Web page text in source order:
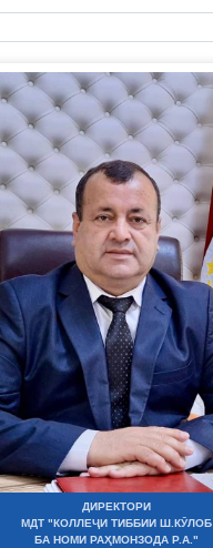
ДИРЕКТОРИ
МДТ "КОЛЛЕҶИ ТИББИИ Ш.КӮЛОБ
БА НОМИ РАҲМОНЗОДА Р.А."